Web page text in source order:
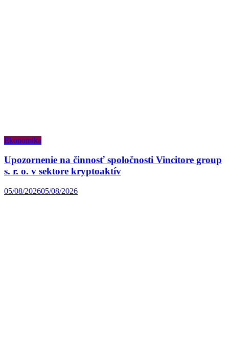
Ekonomika
Upozornenie na činnosť spoločnosti Vincitore group
s. r. o. v sektore kryptoaktív
05/08/202605/08/2026